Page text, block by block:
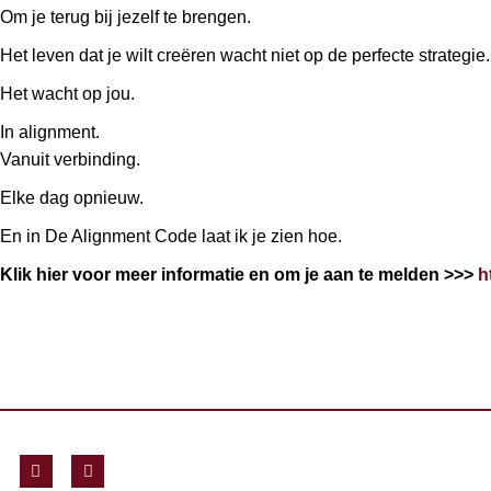
Om je terug bij jezelf te brengen.
Het leven dat je wilt creëren wacht niet op de perfecte strategie.
Het wacht op jou.
In alignment.
Vanuit verbinding.
Elke dag opnieuw.
En in De Alignment Code laat ik je zien hoe.
Klik hier voor meer informatie en om je aan te melden >>>
F
a
Y
o